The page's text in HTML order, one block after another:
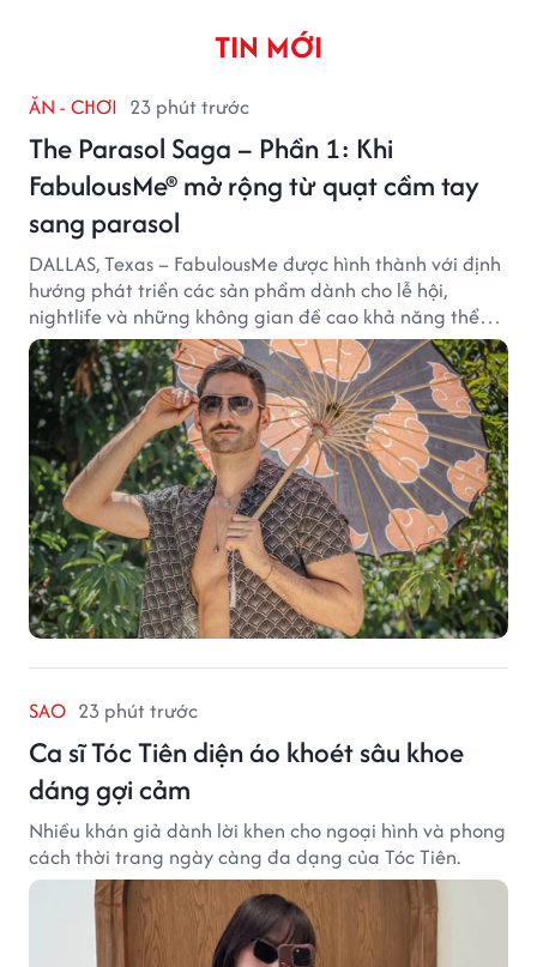
TIN MỚI
ĂN - CHƠI 23 phút trước
The Parasol Saga – Phần 1: Khi
FabulousMe® mở rộng từ quạt cầm tay
sang parasol
DALLAS, Texas – FabulousMe được hình thành với định
hướng phát triển các sản phẩm dành cho lễ hội,
nightlife và những không gian đề cao khả năng thể
hiện bản thân. Trong quá trình xây dựng thương hiệu,
quạt cầm tay trở thành dòng sản phẩm tạo được
thành công ban đầu, giúp FabulousMe từng bước mở
rộng mức độ hiện diện trên thị trường.
SAO 23 phút trước
Ca sĩ Tóc Tiên diện áo khoét sâu khoe
dáng gợi cảm
Nhiều khán giả dành lời khen cho ngoại hình và phong
cách thời trang ngày càng đa dạng của Tóc Tiên.